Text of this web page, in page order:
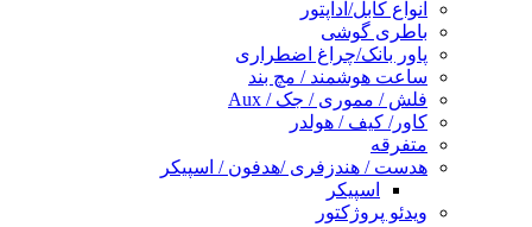
انواع کابل/آداپتور
باطری گوشی
پاور بانک/چراغ اضطراری
ساعت هوشمند / مچ بند
فلش / مموری / جک / Aux
کاور/ کیف / هولدر
متفرقه
هدست / هندزفری /هدفون / اسپیکر
اسپیکر
ویدئو پروژکتور